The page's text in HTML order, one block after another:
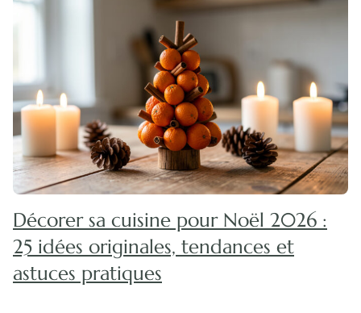
Décorer sa cuisine pour Noël 2026 :
25 idées originales, tendances et
astuces pratiques